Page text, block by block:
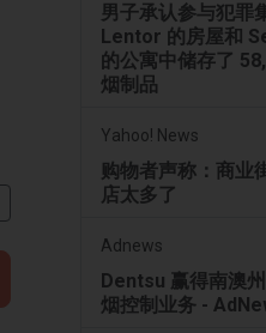
男子承认参与犯罪
Lentor 的房屋和
的公寓中储存了
烟制品
Yahoo! News
购物者声称：商业
店太多了
Adnews
Dentsu 赢得南澳
烟控制业务 -